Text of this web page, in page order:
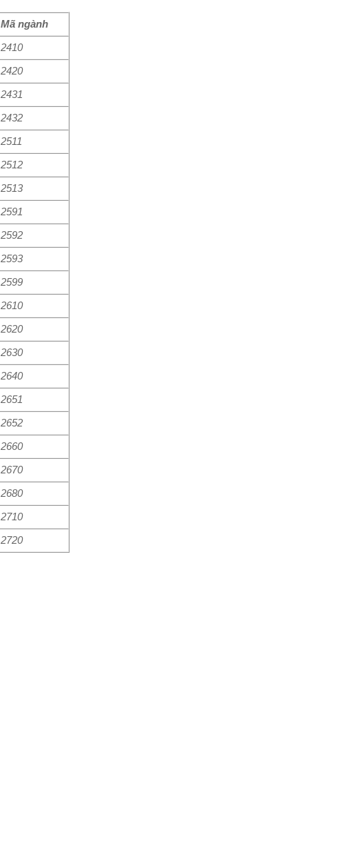
Mã ngành
2410
2420
2431
2432
2511
2512
2513
2591
2592
2593
2599
2610
2620
2630
2640
2651
2652
2660
2670
2680
2710
2720